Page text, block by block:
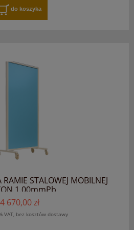
do koszyka
STALOWEJ MOBILNEJ
1.00mmPb
4 670,00 zł
VAT, bez kosztów dostawy